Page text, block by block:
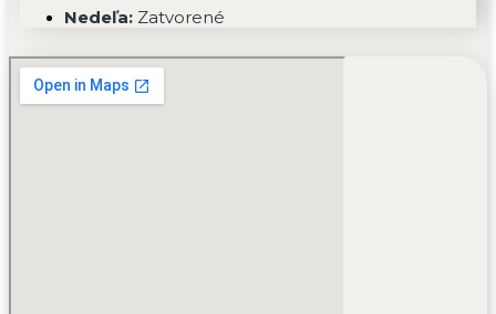
Nedeľa: Zatvorené